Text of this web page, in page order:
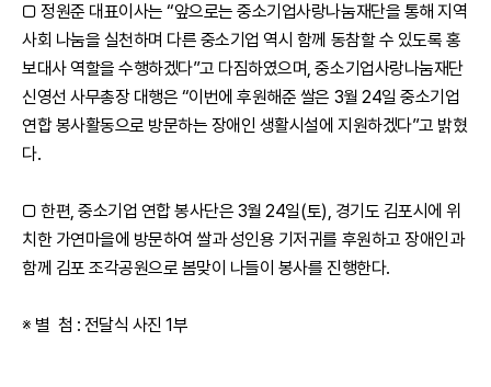
□ 정원준 대표이사는 “앞으로는 중소기업사랑나눔재단을 통해 지역
사회 나눔을 실천하며 다른 중소기업 역시 함께 동참할 수 있도록 홍
보대사 역할을 수행하겠다”고 다짐하였으며, 중소기업사랑나눔재단
신영선 사무총장 대행은 “이번에 후원해준 쌀은 3월 24일 중소기업
연합 봉사활동으로 방문하는 장애인 생활시설에 지원하겠다”고 밝혔
다.
□ 한편, 중소기업 연합 봉사단은 3월 24일(토), 경기도 김포시에 위
치한 가연마을에 방문하여 쌀과 성인용 기저귀를 후원하고 장애인과
함께 김포 조각공원으로 봄맞이 나들이 봉사를 진행한다.
※ 별 첨 : 전달식 사진 1부